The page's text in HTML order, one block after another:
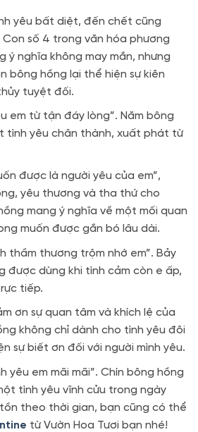
yêu bất diệt, đến chết cũng
Con số 4 trong văn hóa phương
ý nghĩa không may mắn, nhưng
bông hồng lại thể hiện sự kiên
tuyệt đối.
em từ tận đáy lòng”. Năm bông
tình yêu chân thành, xuất phát từ
được là người yêu của em”,
yêu thương và tha thứ cho
mang ý nghĩa về một mối quan
muốn được gắn bó lâu dài.
thầm thương trộm nhớ em”. Bảy
được dùng khi tình cảm còn e ấp,
tiếp.
ơn sự quan tâm và khích lệ của
không chỉ dành cho tình yêu đôi
sự biết ơn đối với người mình yêu.
yêu em mãi mãi”. Chín bông hồng
tình yêu vĩnh cửu trong ngày
theo thời gian, bạn cũng có thể
từ Vườn Hoa Tươi bạn nhé!